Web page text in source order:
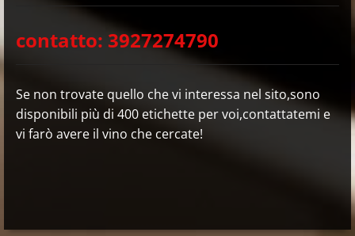
contatto: 3927274790
Se non trovate quello che vi interessa nel sito,sono
disponibili più di 400 etichette per voi,contattatemi e
vi farò avere il vino che cercate!